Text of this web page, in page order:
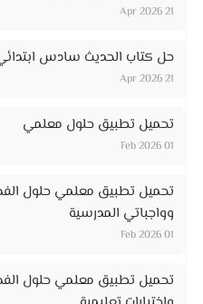
21 Apr 2026
حل كتاب الحديث سادس
21 Apr 2026
تحميل تطبيق حلول معلمي
01 Feb 2026
تحميل تطبيق معلمي حلول
وواجباتي المدرسية
01 Feb 2026
تحميل تطبيق معلمي حلول